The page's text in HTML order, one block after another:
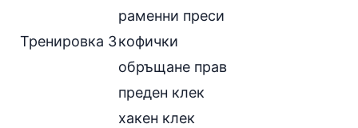
Тренировка 3
раменни преси
кофички
обръщане прав
преден клек
хакен клек